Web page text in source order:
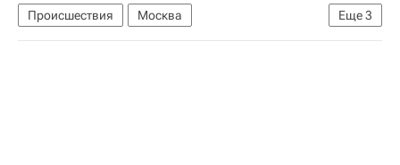
Еще3
Происшествия
Москва
Московская высшая школа социальных и экономических наук